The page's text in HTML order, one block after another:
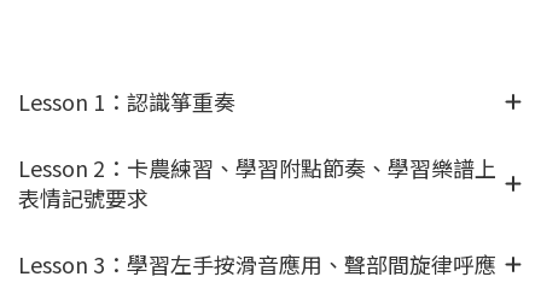
Lesson 1：認識箏重奏
Lesson 2：卡農練習、學習附點節奏、學習樂譜上
表情記號要求
Lesson 3：學習左手按滑音應用、聲部間旋律呼應